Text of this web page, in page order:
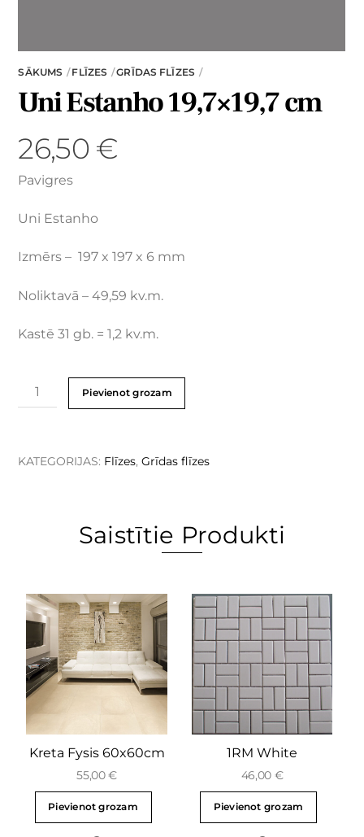
SĀKUMS FLĪZES GRĪDAS FLĪZES
Uni Estanho 19,7×19,7 cm
26,50 €
Pavigres
Uni Estanho
Izmērs – 197 x 197 x 6 mm
Noliktavā – 49,59 kv.m.
Kastē 31 gb. = 1,2 kv.m.
Pievienot grozam
KATEGORIJAS: Flīzes,Grīdas flīzes
Saistītie Produkti
Kreta Fysis 60x60cm
55,00€
Pievienot grozam
1RM White
46,00 €
Pievienot grozam